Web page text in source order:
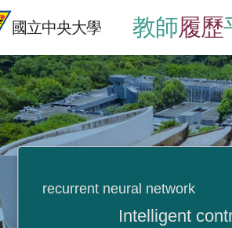
國立中央大學 教師履歷
Intelligent
recurrent neural network